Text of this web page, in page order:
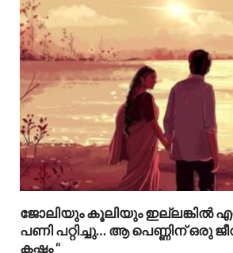
ജോലിയും കൂലിയും ഇല്ലങ്കിൽ
പണി പറ്റിച്ചു… ആ പെണ്ണിന് ഒരു
കഷ്ടം “